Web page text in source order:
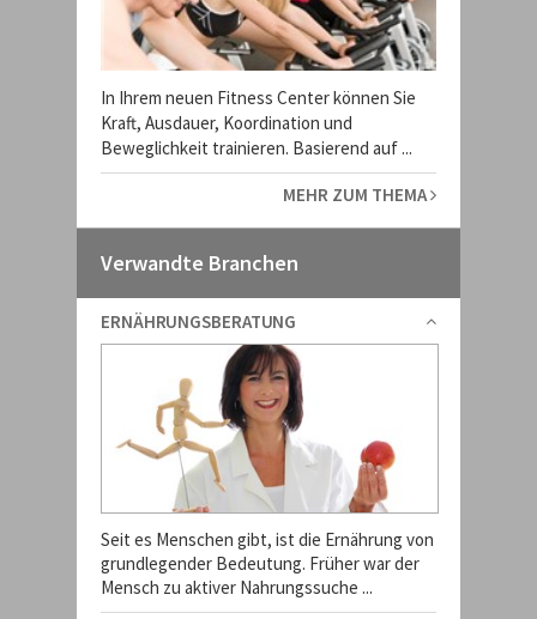
In Ihrem neuen Fitness Center können Sie
Kraft, Ausdauer, Koordination und
Beweglichkeit trainieren. Basierend auf ...
MEHR ZUM THEMA
Verwandte Branchen
ERNÄHRUNGSBERATUNG
Seit es Menschen gibt, ist die Ernährung von
grundlegender Bedeutung. Früher war der
Mensch zu aktiver Nahrungssuche ...